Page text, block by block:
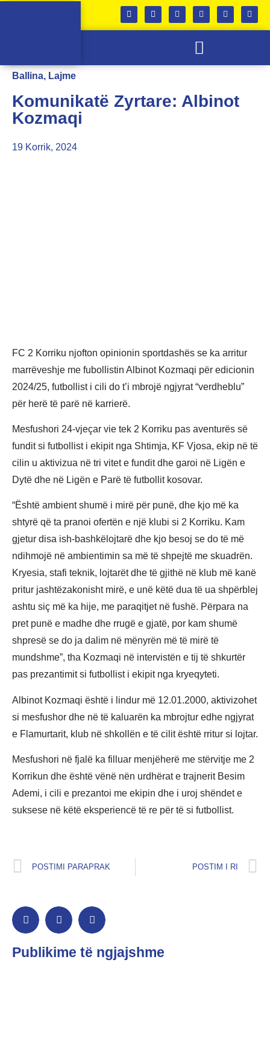
Ballina, Lajme
Komunikatë Zyrtare: Albinot
Kozmaqi
19 Korrik, 2024
FC 2 Korriku njofton opinionin sportdashës se ka arritur
marrëveshje me fubollistin Albinot Kozmaqi për edicionin
2024/25, futbollist i cili do t’i mbrojë ngjyrat “verdheblu”
për herë të parë në karrierë.
Mesfushori 24-vjeçar vie tek 2 Korriku pas aventurës së
fundit si futbollist i ekipit nga Shtimja, KF Vjosa, ekip në të
cilin u aktivizua në tri vitet e fundit dhe garoi në Ligën e
Dytë dhe në Ligën e Parë të futbollit kosovar.
“Është ambient shumë i mirë për punë, dhe kjo më ka
shtyrë që ta pranoi ofertën e një klubi si 2 Korriku. Kam
gjetur disa ish-bashkëlojtarë dhe kjo besoj se do të më
ndihmojë në ambientimin sa më të shpejtë me skuadrën.
Kryesia, stafi teknik, lojtarët dhe të gjithë në klub më kanë
pritur jashtëzakonisht mirë, e unë këtë dua të ua shpërblej
ashtu siç më ka hije, me paraqitjet në fushë. Përpara na
pret punë e madhe dhe rrugë e gjatë, por kam shumë
shpresë se do ja dalim në mënyrën më të mirë të
mundshme”, tha Kozmaqi në intervistën e tij të shkurtër
pas prezantimit si futbollist i ekipit nga kryeqyteti.
Albinot Kozmaqi është i lindur më 12.01.2000, aktivizohet
si mesfushor dhe në të kaluarën ka mbrojtur edhe ngjyrat
e Flamurtarit, klub në shkollën e të cilit është rritur si lojtar.
Mesfushori në fjalë ka filluar menjëherë me stërvitje me 2
Korrikun dhe është vënë nën urdhërat e trajnerit Besim
Ademi, i cili e prezantoi me ekipin dhe i uroj shëndet e
suksese në këtë eksperiencë të re për të si futbollist.
POSTIMI PARAPRAK POSTIM I RI
Publikime të ngjajshme